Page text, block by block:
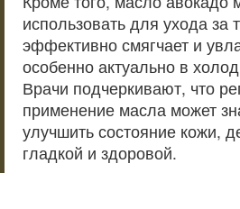
использовать для ухода за
эффективно смягчает и
особенно актуально в
Врачи подчеркивают, что
применение масла может
улучшить состояние кожи,
гладкой и здоровой.